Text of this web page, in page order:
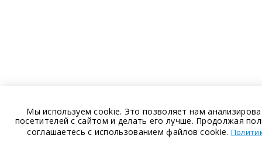
Мы используем cookie. Это позволяет нам
посетителей с сайтом и делать его лучше. Продолжая
соглашаетесь с использованием файлов cookie.